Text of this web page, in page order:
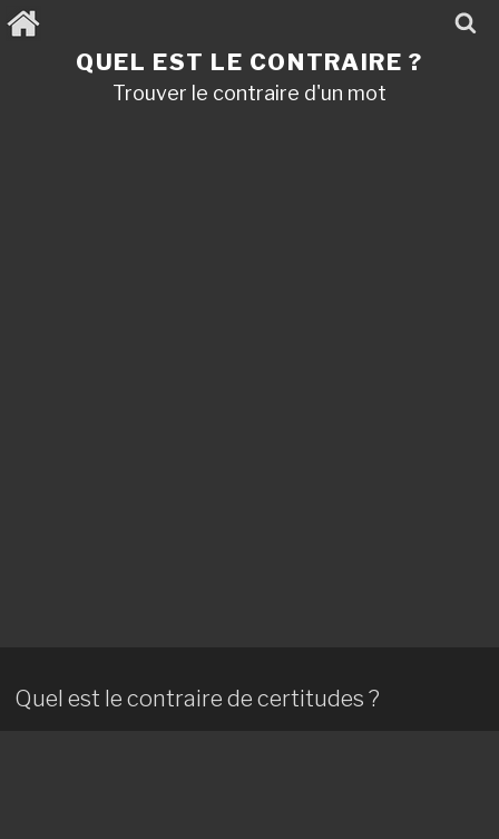
Aller
au
QUEL EST LE CONTRAIRE ?
Trouver le contraire d'un mot
Quel est le contraire de certitudes ?